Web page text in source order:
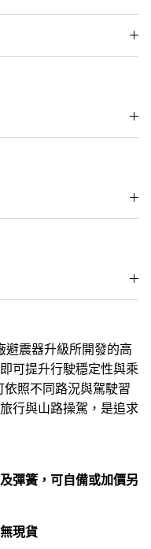
避震器升級所開發的高
可提升行駛穩定性與乘
依照不同路況與駕駛習
行與山路操駕，是追求
彈簧，可自備或加價另
現貨